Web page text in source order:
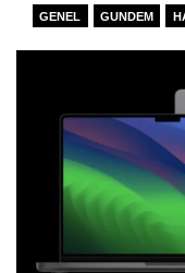
GENEL GUNDEM